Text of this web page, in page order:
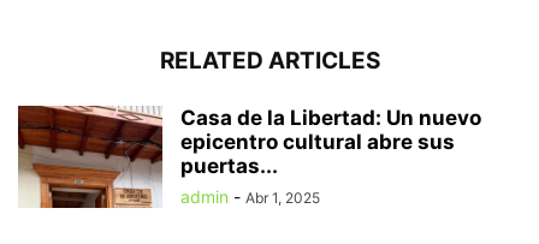
RELATED ARTICLES
Casa de la Libertad: Un nuevo
epicentro cultural abre sus
puertas...
admin - Abr 1, 2025